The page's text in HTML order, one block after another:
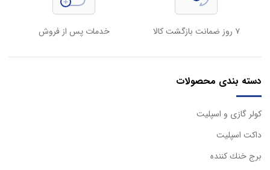
۷ روز ضمانت بازگشت کالا خدمات پس از فروش
دسته بندی محصولات
كولر گازی و اسپليت
داكت اسپليت
برج خنك كننده